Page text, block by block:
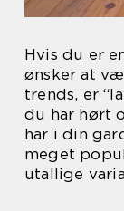
Hvis du er
ønsker at
trends, er
du har hørt
har i din
meget
utallige